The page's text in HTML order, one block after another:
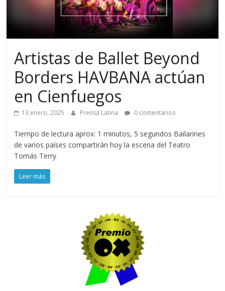
Artistas de Ballet Beyond
Borders HAVBANA actúan
en Cienfuegos
13 enero, 2025 Prensa Latina 0 comentarios
Tiempo de lectura aprox: 1 minutos, 5 segundos Bailarines
de varios países compartirán hoy la escena del Teatro
Tomás Terry
Leer más